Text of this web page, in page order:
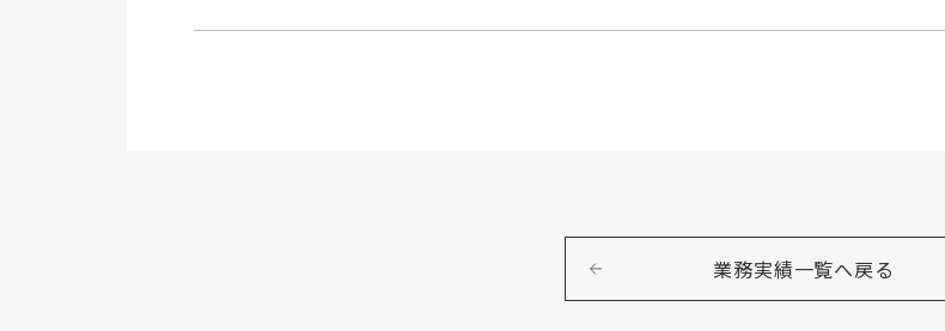
業務実績一覧へ戻る